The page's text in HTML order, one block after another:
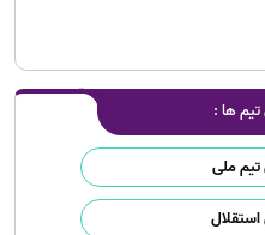
ها :
ملی